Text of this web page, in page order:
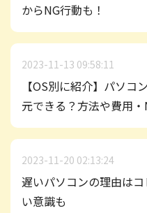
からNG行動も！
2023-11-13 09:58:11
【OS別に紹介】パソ
元できる？方法や費用・
2023-11-20 02:13:24
遅いパソコンの理由は
い意識も